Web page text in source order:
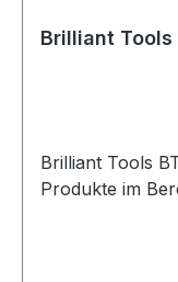
Brilliant Tools BT020912 1/4" Bit-Adapter Weitere